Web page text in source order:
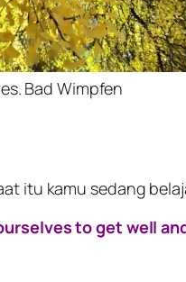
Bad Wimpfen
itu kamu sedang
to get well